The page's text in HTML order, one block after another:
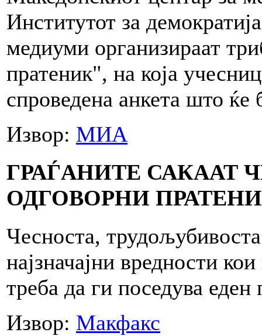
Институтот за
медиуми организираат
пратеник", на која
спроведена анкета што ќе
Извор: МИА
ГРАЃАНИТЕ САКААТ
ОДГОВОРНИ
Чесноста,
најзначајни вредности
треба да ги поседува еден
Извор: Макфакс